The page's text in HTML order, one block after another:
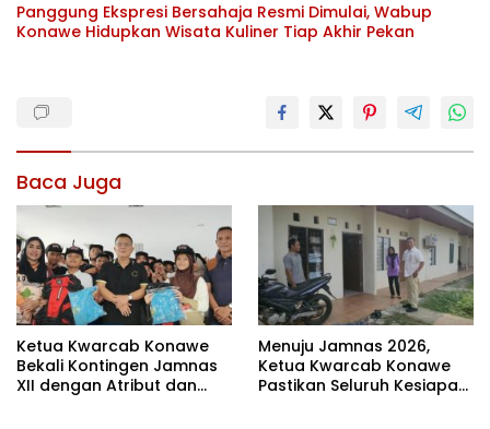
Panggung Ekspresi Bersahaja Resmi Dimulai, Wabup
Konawe Hidupkan Wisata Kuliner Tiap Akhir Pekan
Baca Juga
Ketua Kwarcab Konawe
Bekali Kontingen Jamnas
XII dengan Atribut dan
Menuju Jamnas 2026,
Ketua Kwarcab Konawe
Pastikan Seluruh Kesiapan